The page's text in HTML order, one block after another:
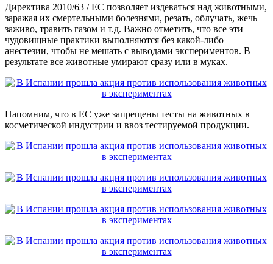
Директива 2010/63 / ЕС позволяет издеваться над животными,
заражая их смертельными болезнями, резать, облучать, жечь
заживо, травить газом и т.д. Важно отметить, что все эти
чудовищные практики выполняются без какой-либо
анестезии, чтобы не мешать с выводами экспериментов. В
результате все животные умирают сразу или в муках.
Напомним, что в ЕС уже запрещены тесты на животных в
косметической индустрии и ввоз тестируемой продукции.